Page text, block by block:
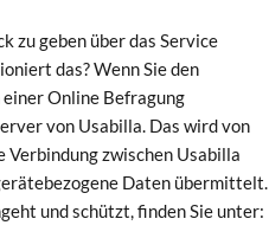
zu geben über das Service
das? Wenn Sie den
Online Befragung
von Usabilla. Das wird von
Verbindung zwischen Usabilla
Daten übermittelt.
und schützt, finden Sie unter: